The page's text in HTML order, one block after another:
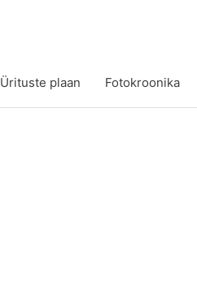
Ürituste plaan Fotokroonika